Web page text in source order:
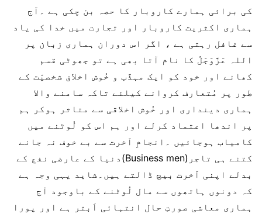
کی برائی ہمارے کاروبار کا حصہ بن چکی ہے ۔آج
ہماری اکثریت کاروبار اور تجارت میں خدا کی یاد
سے غافل رہتی ہے ، اگر اس دوران ہماری زبان پر
اللہ عَزَّوَجَلَّ کا نام آتا بھی ہے تو جھوٹی قسم
کھانے اور خود کو ایک مہذَّب و خُوش اخلاق شخصیّت کے
طور پر مُتعارف کروانے کیلئے تاکہ سامنے والا
ہماری دینداری اور خُوش اخلاقی سے متاثر ہوکر ہم
پر اندھا اعتماد کرلے اور ہم اس کو لُوٹنے میں
کامیاب ہوجائیں ۔انجامِ آخرت سے بے خوف نہ جانے
کتنے ہی تاجر(Business men)دنیا کے عارضی نفع کے
بدلے اپنی آخرت بیچ ڈالتے ہیں۔شاید یہی وجہ ہے
کہ دونوں ہاتھوں سے مال لُوٹنے کے باوجود آج
ہماری معاشی صورتِ حال انتہائی اَبتر ہے اور پورا